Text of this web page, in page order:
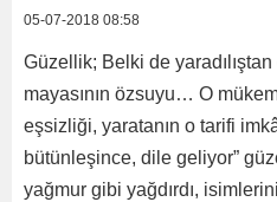
05-07-2018 08:58
Güzellik; Belki de
mayasının özsuyu… O
eşsizliği, yaratanın o tarifi
bütünleşince, dile geliyor”
yağmur gibi yağdırdı,